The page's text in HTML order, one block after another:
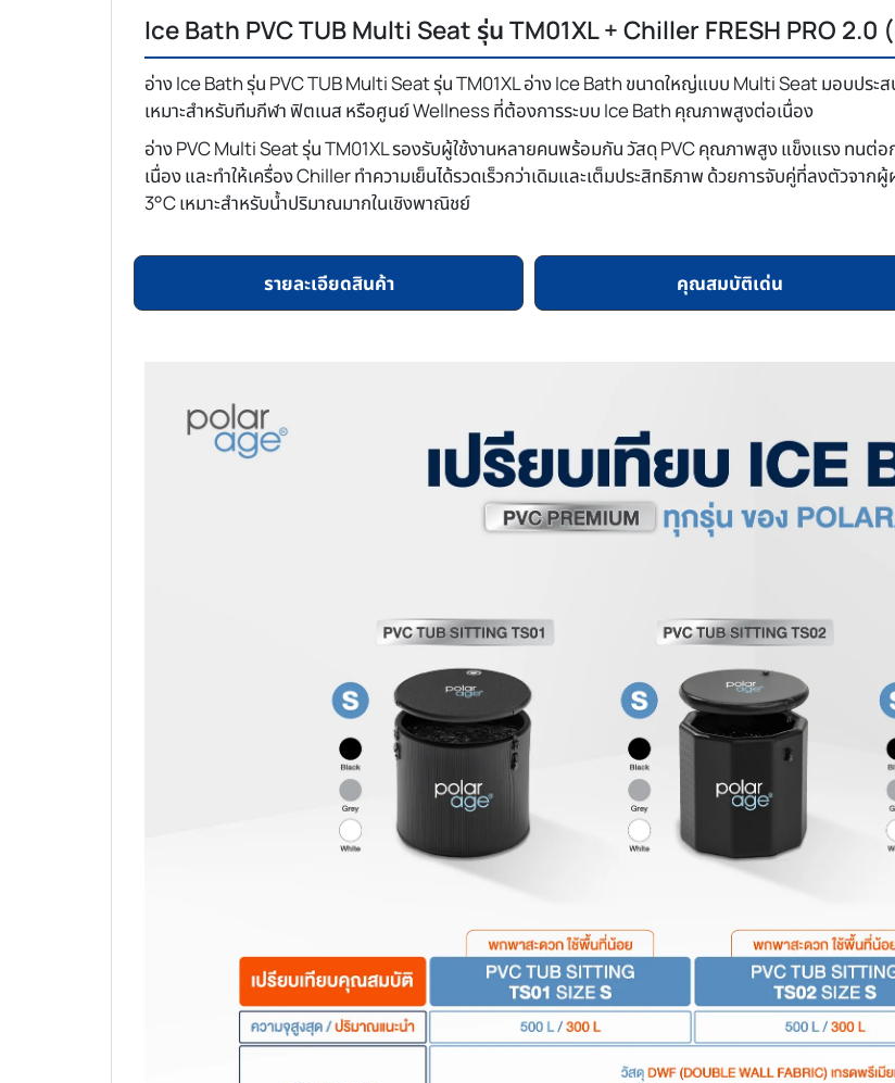
Ice Bath PVC TUB Multi Seat รุ่น TM01XL + Chiller FRESH PRO 2.0
อ่าง Ice Bath รุ่น PVC TUB Multi Seat รุ่น TM01XL อ่าง Ice Bath ขนาดใหญ่แบบ Multi Seat มอบป
เหมาะสำหรับทีมกีฬา ฟิตเนส หรือศูนย์ Wellness ที่ต้องการระบบ Ice Bath คุณภาพสูงต่อเนื่อง
อ่าง PVC Multi Seat รุ่น TM01XL รองรับผู้ใช้งานหลายคนพร้อมกัน วัสดุ PVC คุณภาพสูง แข็งแรง ทนต่อก
เนื่อง และทำให้เครื่อง Chiller ทำความเย็นได้รวดเร็วกว่าเดิมและเต็มประสิทธิภาพ ด้วยการจับคู่ที่ลงตัว
3°C เหมาะสำหรับน้ำปริมาณมากในเชิงพาณิชย์
รายละเอียดสินค้า คุณสมบัติเด่น